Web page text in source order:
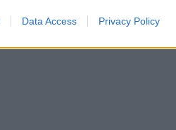
Data Access Privacy Policy